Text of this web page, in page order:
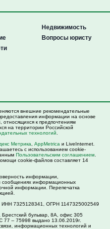
Недвижимость
Вопросы юристу
внешние рекомендательные
информации на основе
к предпочтениям
на территории Российской
технологий
Метрика AppMetrica и LiveInternet.
с использованием cookie-
Пользовательским соглашением
cookie-файлов составляет 14
информации,
сообщениях информационных
информации. Перепечатка
7325128341, ОГРН 1147325002549
Брестский бульвар, 8А, офис 305
– 75998 выдано 13.06.2019г.
информационных технологий и